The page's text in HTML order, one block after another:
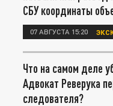
СБУ координаты
07 АВГУСТА 15:20
Что на самом деле
Адвокат Реверука
следователя?